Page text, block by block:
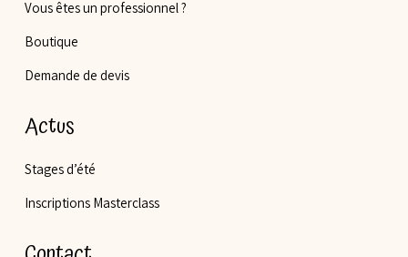
Vous êtes un professionnel ?
Boutique
Demande de devis
Actus
Stages d’été
Inscriptions Masterclass